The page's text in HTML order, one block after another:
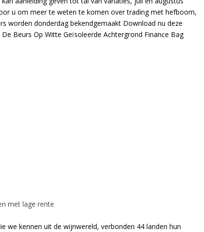
u om meer te weten te komen over trading met hefboom,
worden donderdag bekendgemaakt Download nu deze
Beurs Op Witte Geïsoleerde Achtergrond Finance Bag
met lage rente
we kennen uit de wijnwereld, verbonden 44 landen hun